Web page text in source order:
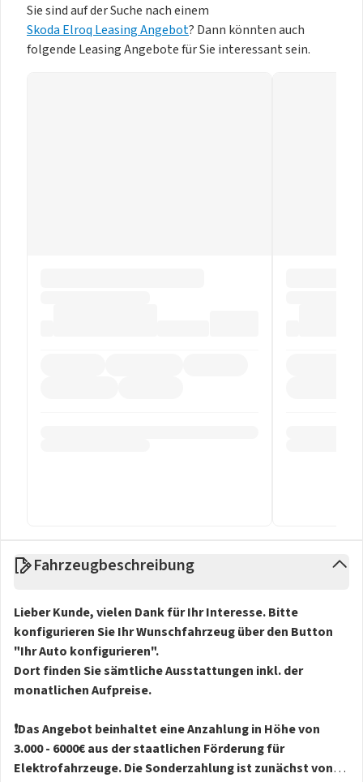
Sie sind auf der Suche nach einem
Skoda Elroq Leasing Angebot? Dann könnten auch
folgende Leasing Angebote für Sie interessant sein.
Fahrzeugbeschreibung
Lieber Kunde, vielen Dank für Ihr Interesse. Bitte
konfigurieren Sie Ihr Wunschfahrzeug über den Button
"Ihr Auto konfigurieren".
Dort finden Sie sämtliche Ausstattungen inkl. der
monatlichen Aufpreise.
❗️Das Angebot beinhaltet eine Anzahlung in Höhe von
3.000 - 6000€ aus der staatlichen Förderung für
Elektrofahrzeuge. Die Sonderzahlung ist zunächst von